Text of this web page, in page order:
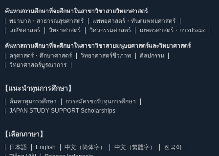
ค้นหาสถานศึกษาที่จะศึกษาในสาขาวิชาสายวิทยาศาสตร์
พยาบาล・สาธารณสุขศาสตร์
แพทยศาสตร์・ทันตแพทยศาสตร์
เภสัชศาสตร์
วิทยาศาสตร์ วิศวกรรมศาสตร์ เกษตรศาสตร์・การประมง
ค้นหาสถานศึกษาที่จะศึกษาในสาขาวิชาสายมนุษยศาสตร์และวิทยาศาสตร์
ครุศาสตร์・ศึกษาศาสตร์
วิทยาศาสตร์ชีวภาพ
ศิลปกรรม
วิทยาศาสตร์บูรณาการ
【แนะนำทุนการศึกษา】
ค้นหาทุนการศึกษา
การสมัครขอรับทุนการศึกษา
JAPAN STUDY SUPPORT Scholarships
【เลือกภาษา】
日本語 English 中文（简体字） 中文（繁體字）
한국어